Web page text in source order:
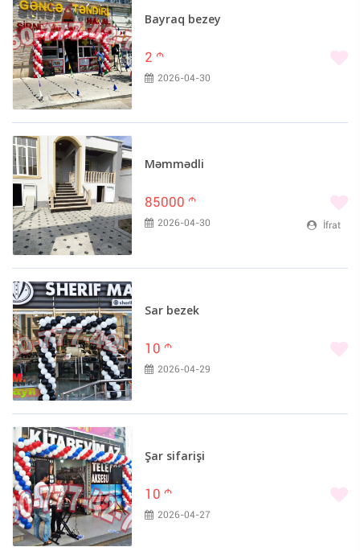
Bayraq bezey
2 m
2026-04-30
Məmmədli
85000 m
2026-04-30 İfrat
Sar bezek
10 m
2026-04-29
Şar sifarişi
10 m
2026-04-27